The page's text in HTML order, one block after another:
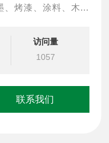
、烤漆、涂料、木制
访问量
1057
联系我们